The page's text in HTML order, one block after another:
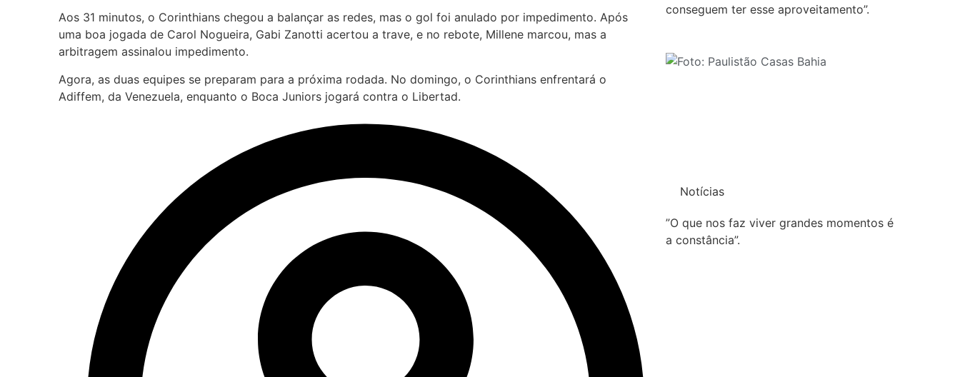
Aos 31 minutos, o Corinthians chegou a balançar as redes, mas o gol foi anulado por impedimento. Após
uma boa jogada de Carol Nogueira, Gabi Zanotti acertou a trave, e no rebote, Millene marcou, mas a
arbitragem assinalou impedimento.
Agora, as duas equipes se preparam para a próxima rodada. No domingo, o Corinthians enfrentará o
Adiffem, da Venezuela, enquanto o Boca Juniors jogará contra o Libertad.
conseguem ter esse aproveitamento”.
Notícias
”O que nos faz viver grandes momentos é
a constância”.